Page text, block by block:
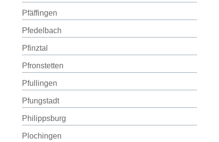
Pfäffingen
Pfedelbach
Pfinztal
Pfronstetten
Pfullingen
Pfungstadt
Philippsburg
Plochingen